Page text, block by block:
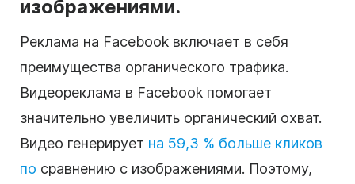
изображениями.
Реклама на Facebook включает в себя
преимущества органического трафика.
Видеореклама в Facebook помогает
значительно увеличить органический охват.
Видео генерирует на 59,3 % больше кликов
по сравнению с изображениями. Поэтому,